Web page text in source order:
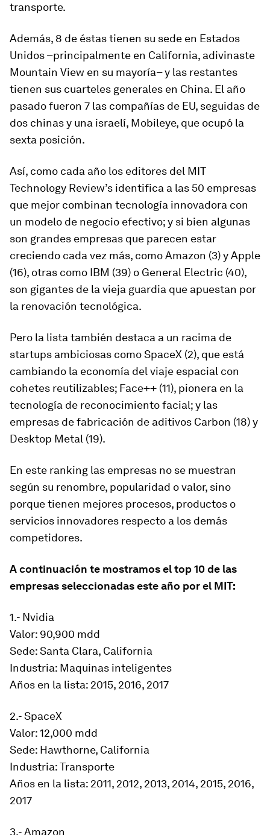
transporte.
Además, 8 de éstas tienen su sede en Estados
Unidos –principalmente en California, adivinaste
Mountain View en su mayoría– y las restantes
tienen sus cuarteles generales en China. El año
pasado fueron 7 las compañías de EU, seguidas de
dos chinas y una israelí, Mobileye, que ocupó la
sexta posición.
Así, como cada año los editores del MIT
Technology Review’s identifica a las 50 empresas
que mejor combinan tecnología innovadora con
un modelo de negocio efectivo; y si bien algunas
son grandes empresas que parecen estar
creciendo cada vez más, como Amazon (3) y Apple
(16), otras como IBM (39) o General Electric (40),
son gigantes de la vieja guardia que apuestan por
la renovación tecnológica.
Pero la lista también destaca a un racima de
startups ambiciosas como SpaceX (2), que está
cambiando la economía del viaje espacial con
cohetes reutilizables; Face++ (11), pionera en la
tecnología de reconocimiento facial; y las
empresas de fabricación de aditivos Carbon (18) y
Desktop Metal (19).
En este ranking las empresas no se muestran
según su renombre, popularidad o valor, sino
porque tienen mejores procesos, productos o
servicios innovadores respecto a los demás
competidores.
A continuación te mostramos el top 10 de las
empresas seleccionadas este año por el MIT:
1.- Nvidia
Valor: 90,900 mdd
Sede: Santa Clara, California
Industria: Maquinas inteligentes
Años en la lista: 2015, 2016, 2017
2.- SpaceX
Valor: 12,000 mdd
Sede: Hawthorne, California
Industria: Transporte
Años en la lista: 2011, 2012, 2013, 2014, 2015, 2016,
2017
3.- Amazon